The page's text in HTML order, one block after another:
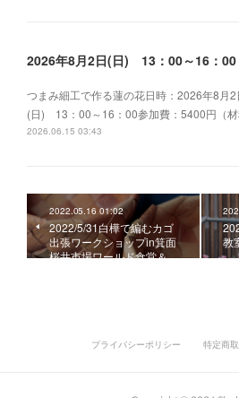
つまみ細工で作る蓮の花日時：2026年8月2
(日) 13：00～16：00参加費：5400円（材
2026.06.15 03:43
2022.05.16 01:02
2022/5/31白樺で編むカゴ
出張ワークショップin箕面
桜井市場ワールド食堂＆…
教
プライバシーポリシー 特定商